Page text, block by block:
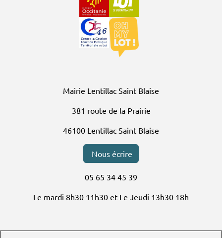
Mairie Lentillac Saint Blaise
381 route de la Prairie
46100 Lentillac Saint Blaise
Nous écrire
05 65 34 45 39
Le mardi 8h30 11h30 et Le Jeudi 13h30 18h